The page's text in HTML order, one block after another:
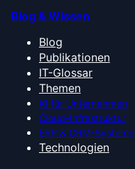
Blog & Wissen
Blog
Publikationen
IT-Glossar
Themen
KI für Unternehmen
Cloud-Infrastruktur
ERP & CRM-Systeme
Technologien